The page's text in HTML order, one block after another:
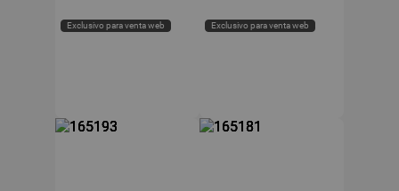
Exclusivo para venta web Exclusivo para venta web